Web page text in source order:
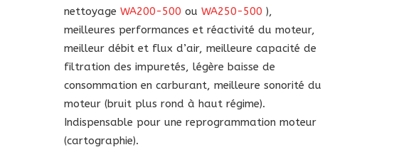
nettoyageWA200-500 ouWA250-500 ),
meilleures performances et réactivité du moteur,
meilleur débit et flux d’air, meilleure capacité de
filtration des impuretés, légère baisse de
consommation en carburant, meilleure sonorité du
moteur (bruit plus rond à haut régime).
Indispensable pour une reprogrammation moteur
(cartographie).